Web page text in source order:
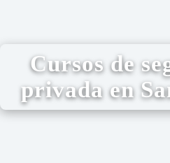
Cursos de
privada en